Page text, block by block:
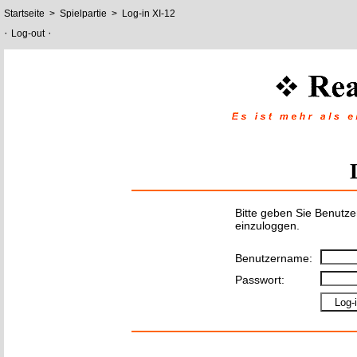
Startseite > Spielpartie > Log-in XI-12
· Log-out·
Bitte geben Sie
einzuloggen.
Benutzername:
Passwort: